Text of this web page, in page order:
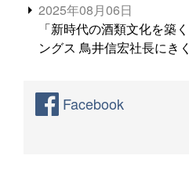
2025年08月06日
「新時代の酒類文化を築
ングス 鳥井信宏社長にきく
Facebook